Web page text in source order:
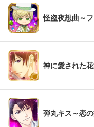
怪盗夜想曲～
神に愛された
弾丸キス～恋